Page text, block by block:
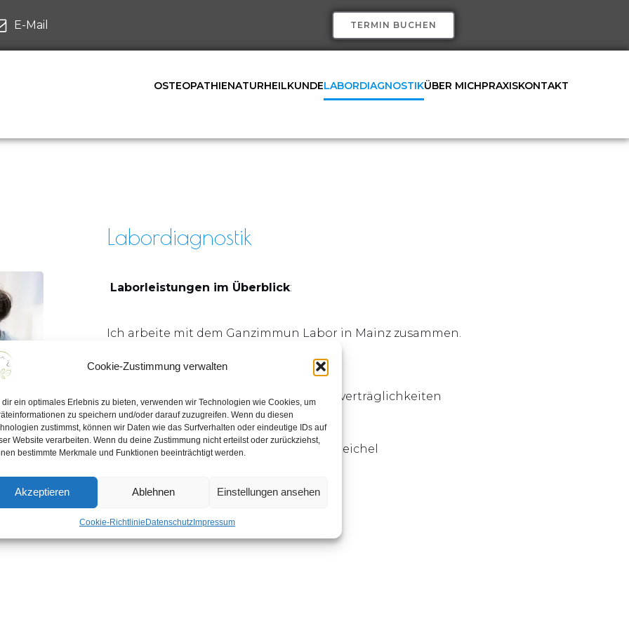
Cookie-Zustimmung verwalten
dir ein optimales Erlebnis zu bieten, verwenden wir Technologien wie Cookies, um
zu speichern und/oder darauf zuzugreifen. Wenn du diesen
zustimmst, können wir Daten wie das Surfverhalten oder eindeutige IDs auf
Website verarbeiten. Wenn du deine Zustimmung nicht erteilst oder zurückziehst,
bestimmte Merkmale und Funktionen beeinträchtigt werden.
Akzeptieren Ablehnen Einstellungen ansehen
Cookie-RichtlinieDatenschutzImpressum
E-Mail TERMIN BUCHEN
OSTEOPATHIENATURHEILKUNDELABORDIAGNOSTIKÜBER MICHPRAXISKONTAKT
Labordiagnostik
Laborleistungen im Überblick:
Ich arbeite mit dem Ganzimmun Labor in Mainz zusammen.
Diagnostik von Nahrungsmittelunverträglichkeiten
Mikronährstoffdiagnostik
Allergiediagnostik
Hormondiagnostik im Blut oder Speichel